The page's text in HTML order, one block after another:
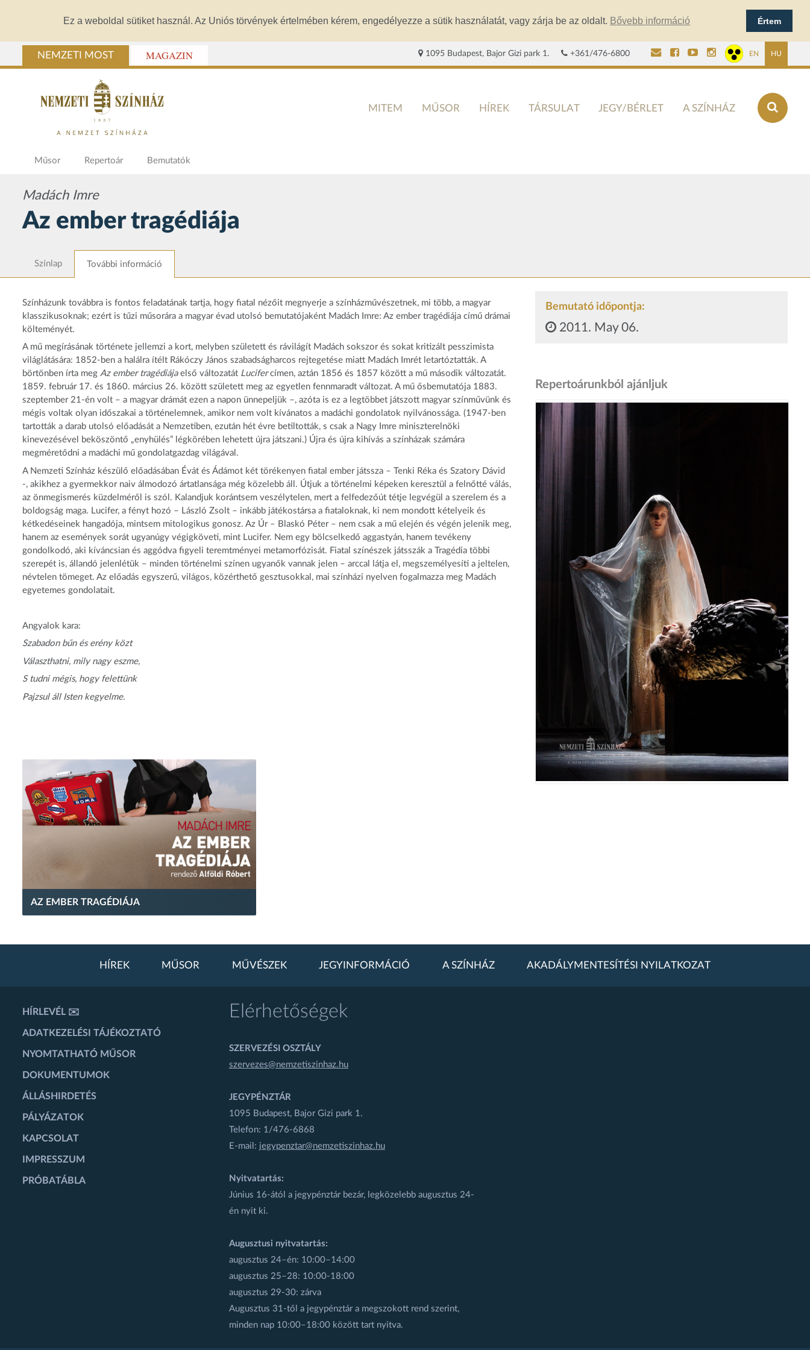
Ez a weboldal sütiket használ. Az Uniós törvények értelmében kérem, engedélyezze a sütik használatát, vagy zárja be az oldalt. Bővebb információ Értem
NEMZETI MOST MAGAZIN 1095 Budapest, Bajor Gizi park 1. +361/476-6800 EN HU
MITEM MŰSOR HÍREK TÁRSULAT JEGY/BÉRLET A SZÍNHÁZ
Műsor Repertoár Bemutatók
Madách Imre
Az ember tragédiája
Színlap További információ
Színházunk továbbra is fontos feladatának tartja, hogy fiatal nézőit megnyerje a színházművészetnek, mi több, a magyar
klasszikusoknak; ezért is tűzi műsorára a magyar évad utolsó bemutatójaként Madách Imre: Az ember tragédiája című drámai
költeményét.
A mű megírásának története jellemzi a kort, melyben született és rávilágít Madách sokszor és sokat kritizált pesszimista
világlátására: 1852-ben a halálra ítélt Rákóczy János szabadságharcos rejtegetése miatt Madách Imrét letartóztatták. A
börtönben írta meg Az ember tragédiájaelső változatát Lucifercímen, aztán 1856 és 1857 között a mű második változatát.
1859. február 17. és 1860. március 26. között született meg az egyetlen fennmaradt változat. A mű ősbemutatója 1883.
szeptember 21-én volt – a magyar drámát ezen a napon ünnepeljük –, azóta is ez a legtöbbet játszott magyar színművünk és
mégis voltak olyan időszakai a történelemnek, amikor nem volt kívánatos a madáchi gondolatok nyilvánossága. (1947-ben
tartották a darab utolsó előadását a Nemzetiben, ezután hét évre betiltották, s csak a Nagy Imre miniszterelnöki
kinevezésével beköszöntő „enyhülés” légkörében lehetett újra játszani.) Újra és újra kihívás a színházak számára
megméretődni a madáchi mű gondolatgazdag világával.
A Nemzeti Színház készülő előadásában Évát és Ádámot két törékenyen fiatal ember játssza – Tenki Réka és Szatory Dávid
-, akikhez a gyermekkor naiv álmodozó ártatlansága még közelebb áll. Útjuk a történelmi képeken keresztül a felnőtté válás,
az önmegismerés küzdelméről is szól. Kalandjuk korántsem veszélytelen, mert a felfedezőút tétje legvégül a szerelem és a
boldogság maga. Lucifer, a fényt hozó – László Zsolt – inkább játékostársa a fiataloknak, ki nem mondott kételyeik és
kétkedéseinek hangadója, mintsem mitologikus gonosz. Az Úr – Blaskó Péter – nem csak a mű elején és végén jelenik meg,
hanem az események sorát ugyanúgy végigköveti, mint Lucifer. Nem egy bölcselkedő aggastyán, hanem tevékeny
gondolkodó, aki kíváncsian és aggódva figyeli teremtményei metamorfózisát. Fiatal színészek játsszák a Tragédia többi
szerepét is, állandó jelenlétük – minden történelmi színen ugyanők vannak jelen – arccal látja el, megszemélyesíti a jeltelen,
névtelen tömeget. Az előadás egyszerű, világos, közérthető gesztusokkal, mai színházi nyelven fogalmazza meg Madách
egyetemes gondolatait.
Angyalok kara:
Szabadon bűn és erény közt
Választhatni, mily nagy eszme,
S tudni mégis, hogy felettünk
Pajzsul áll Isten kegyelme.
AZ EMBER TRAGÉDIÁJA
Bemutató időpontja:
2011. May 06.
Repertoárunkból ajánljuk
HÍREK MŰSOR MŰVÉSZEK JEGYINFORMÁCIÓ A SZÍNHÁZ AKADÁLYMENTESÍTÉSI NYILATKOZAT
HÍRLEVÉL ✉️
ADATKEZELÉSI TÁJÉKOZTATÓ
NYOMTATHATÓ MŰSOR
DOKUMENTUMOK
ÁLLÁSHIRDETÉS
PÁLYÁZATOK
KAPCSOLAT
IMPRESSZUM
PRÓBATÁBLA
Elérhetőségek
SZERVEZÉSI OSZTÁLY
szervezes@nemzetiszinhaz.hu
JEGYPÉNZTÁR
1095 Budapest, Bajor Gizi park 1.
Telefon: 1/476-6868
E-mail: jegypenztar@nemzetiszinhaz.hu
Nyitvatartás:
Június 16-ától a jegypénztár bezár, legközelebb augusztus 24-
én nyit ki.
Augusztusi nyitvatartás:
augusztus 24–én: 10:00–14:00
augusztus 25–28: 10:00-18:00
augusztus 29-30: zárva
Augusztus 31-től a jegypénztár a megszokott rend szerint,
minden nap 10:00–18:00 között tart nyitva.